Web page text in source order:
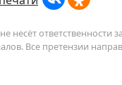
несёт ответственности
Все претензии